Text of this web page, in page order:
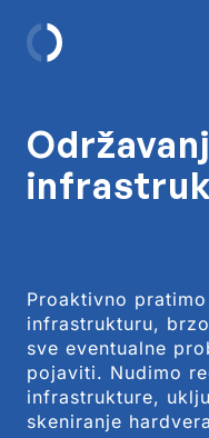
Proaktivno
infrastrukturu,
sve eventualne
pojaviti. Nudimo
infrastrukture,
skeniranje